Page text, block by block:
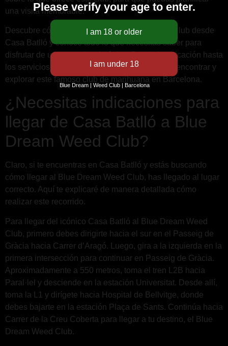
una visita memorable.
Descubre cómo acceder al Blue Dream Weed Club desde
Casa Batlló y conoce todo lo que necesitas saber para
disfrutar de una experiencia única. Desde la ubicación hasta
los servicios que ofrece, esta guía te ayudará a encontrar y
explorar este famoso club de marihuana en Barcelona.
¿Necesitas indicaciones para
llegar de Casa Batlló a Blue
Dream Weed Club?
Claro, si te encuentras en Casa Batlló y estás buscando
cómo llegar al Blue Dream Weed Club, has llegado al lugar
correcto. Aquí te explicaré de manera detallada cómo
realizar este recorrido.
Para llegar del icónico Casa Batlló al Blue Dream Weed
Club, primero debes dirigirte hacia el sur en el Passeig de
Gràcia hacia Carrer d’Aragó. Luego, gira a la izquierda en la
primera intersección para continuar en Passeig de Gràcia.
Aproximadamente a 550 metros, toma el tren L2B hacia
Paral·lel y desciende en la estación Universitat. Desde allí,
toma la L1 y dirígete hacia Hospital de Bellvitge, donde
debes bajarte en la estación Plaça de Sants. Continúa hacia
Carrer de la Creu Coberta para llegar a tu destino, el Blue
Dream Weed Club.
Please verify your age to enter.
Blue Dream | Weed Club | Barcelona